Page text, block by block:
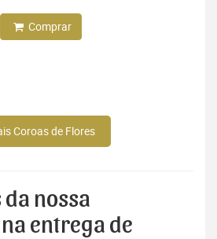
Comprar
Coroas de Flores
nossa
entrega de